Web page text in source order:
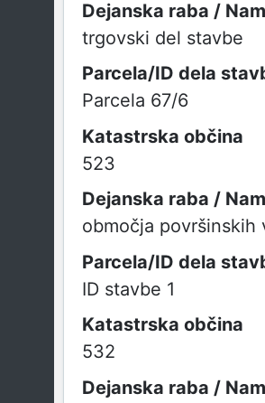
trgovski del stavbe
Parcela 67/6
523
območja površinskih
ID stavbe 1
532